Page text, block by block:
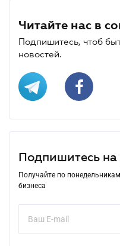
Читайте нас в
Подпишитесь, чтоб
новостей.
Подпишитесь на
Получайте по
бизнеса